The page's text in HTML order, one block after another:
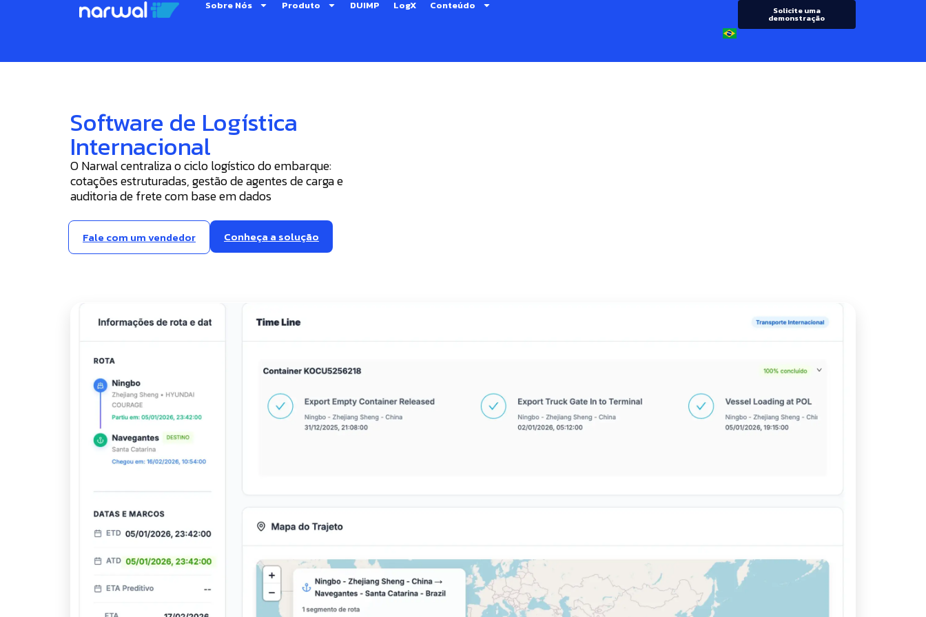
Sobre Nós Produto DUIMP LogX Conteúdo Solicite uma
demonstração
Software de Logística
Internacional
O Narwal centraliza o ciclo logístico do embarque:
cotações estruturadas, gestão de agentes de carga e
auditoria de frete com base em dados
Fale com um vendedor Conheça a solução